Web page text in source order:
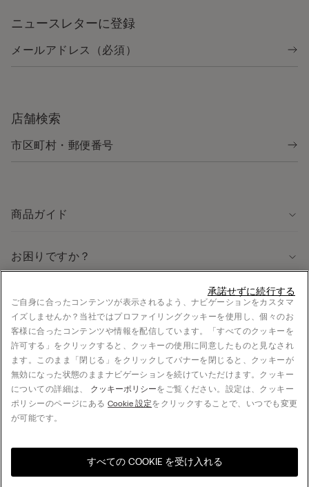
サイズを選択
ニュースレターに登録
店舗検索
商品ガイド
お困りですか？
法律に関する情報
採用情報
法的情報
お支払い
© CALZEDONIA Japan K.K., 5F S-FRONT Yoyogi, 5-21-12 Sendagaya, Shibuya-ku, 151-
お住まいの国のオンライン
United States
ご自身に合ったコンテンツが表示されるよう、ナビゲーションをカスタマ
イズしませんか？当社ではプロファイリングクッキーを使用し、個々のお
客様に合ったコンテンツや情報を配信しています。「すべてのクッキーを
許可する」をクリックすると、クッキーの使用に同意したものと見なされ
ます。このまま「閉じる」をクリックしてバナーを閉じると、クッキーが
無効になった状態のままナビゲーションを続けていただけます。クッキー
についての詳細は、 クッキーポリシーをご覧ください。設定は、クッキー
ポリシーのページにあるCookie 設定をクリックすることで、いつでも変更
が可能です。
すべての COOKIE を受け入れる
承諾せずに続行する